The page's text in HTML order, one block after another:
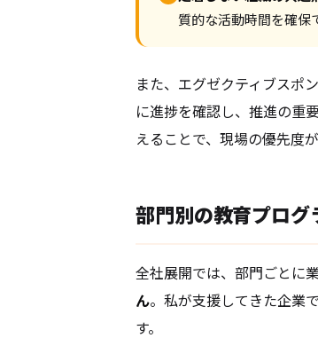
質的な活動時間を確保
また、エグゼクティブスポ
に進捗を確認し、推進の重
えることで、現場の優先度が
部門別の教育プログ
全社展開では、部門ごとに
ん。私が支援してきた企業
す。